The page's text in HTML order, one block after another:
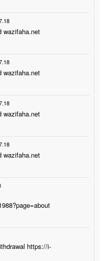
wazifaha.net
wazifaha.net
wazifaha.net
wazifaha.net
https://i-